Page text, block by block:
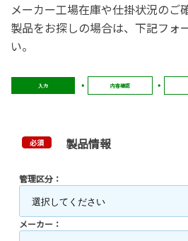
メーカー工場在庫や仕掛状況のご
製品をお探しの場合は、下記フォ
い。
入力 内容確認
必須 製品情報
管理区分：
メーカー：